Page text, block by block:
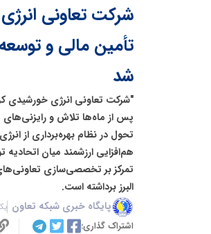
شرکت تعاونی
شد
"شرکت تعاونی انرژی خورشیدی
تحول در نظام بهره‌برداری از
هم‌افزایی ارزشمند میان اتحادیه
تمرکز بر تخصصی‌سازی
البرز برداشته است.
پایگاه خبری شبکه تعاون
اشتراک گذاری: